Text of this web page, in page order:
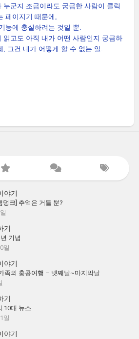
누군지 조금이라도 궁금한 사람이 클릭
페이지기 때문에,
능에 충실하려는 것일 뿐.
읽고도 아직 내가 어떤 사람인지 궁금하
, 그건 내가 어떻게 할 수 없는 일.
야기
덩크] 추억은 거들 뿐?
기
기념
일
야기
족의 홍콩여행 – 넷째날~마지막날
기
10대 뉴스
일
야기